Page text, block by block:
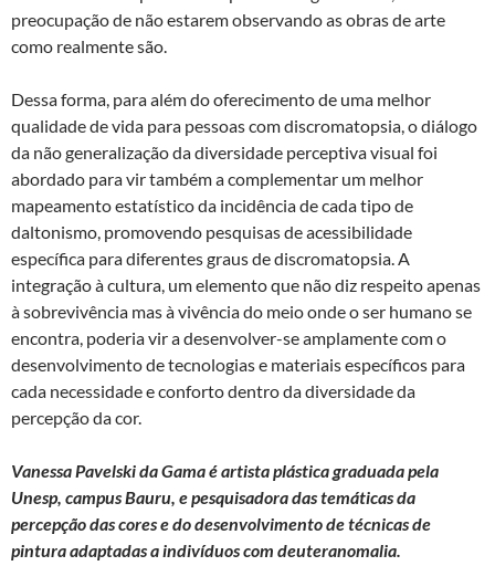
preocupação de não estarem observando as obras de arte
como realmente são.
Dessa forma, para além do oferecimento de uma melhor
qualidade de vida para pessoas com discromatopsia, o diálogo
da não generalização da diversidade perceptiva visual foi
abordado para vir também a complementar um melhor
mapeamento estatístico da incidência de cada tipo de
daltonismo, promovendo pesquisas de acessibilidade
específica para diferentes graus de discromatopsia. A
integração à cultura, um elemento que não diz respeito apenas
à sobrevivência mas à vivência do meio onde o ser humano se
encontra, poderia vir a desenvolver-se amplamente com o
desenvolvimento de tecnologias e materiais específicos para
cada necessidade e conforto dentro da diversidade da
percepção da cor.
Vanessa Pavelski da Gama é artista plástica graduada pela
Unesp, campus Bauru, e pesquisadora das temáticas da
percepção das cores e do desenvolvimento de técnicas de
pintura adaptadas a indivíduos com deuteranomalia.